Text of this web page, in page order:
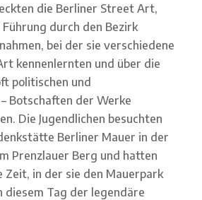
die Berliner Street Art,
durch den Bezirk
bei der sie verschiedene
kennenlernten und über die
politischen und
Botschaften der Werke
Die Jugendlichen besuchten
Berliner Mauer in der
Prenzlauer Berg und hatten
Zeit, in der sie den Mauerpark
diesem Tag der legendäre